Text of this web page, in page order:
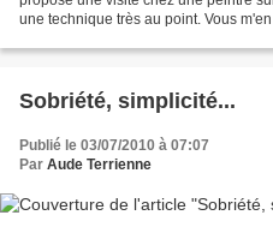
une technique très au point. Vous
Sobriété, simplicité...
Publié le 03/07/2010 à 07:07
Par Aude Terrienne